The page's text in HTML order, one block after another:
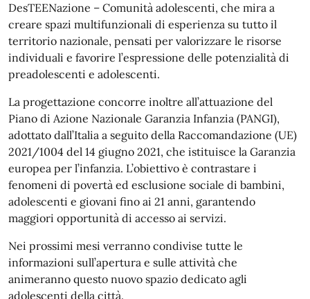
DesTEENazione – Comunità adolescenti, che mira a
creare spazi multifunzionali di esperienza su tutto il
territorio nazionale, pensati per valorizzare le risorse
individuali e favorire l’espressione delle potenzialità di
preadolescenti e adolescenti.
La progettazione concorre inoltre all’attuazione del
Piano di Azione Nazionale Garanzia Infanzia (PANGI),
adottato dall’Italia a seguito della Raccomandazione (UE)
2021/1004 del 14 giugno 2021, che istituisce la Garanzia
europea per l’infanzia. L’obiettivo è contrastare i
fenomeni di povertà ed esclusione sociale di bambini,
adolescenti e giovani fino ai 21 anni, garantendo
maggiori opportunità di accesso ai servizi.
Nei prossimi mesi verranno condivise tutte le
informazioni sull’apertura e sulle attività che
animeranno questo nuovo spazio dedicato agli
adolescenti della città.